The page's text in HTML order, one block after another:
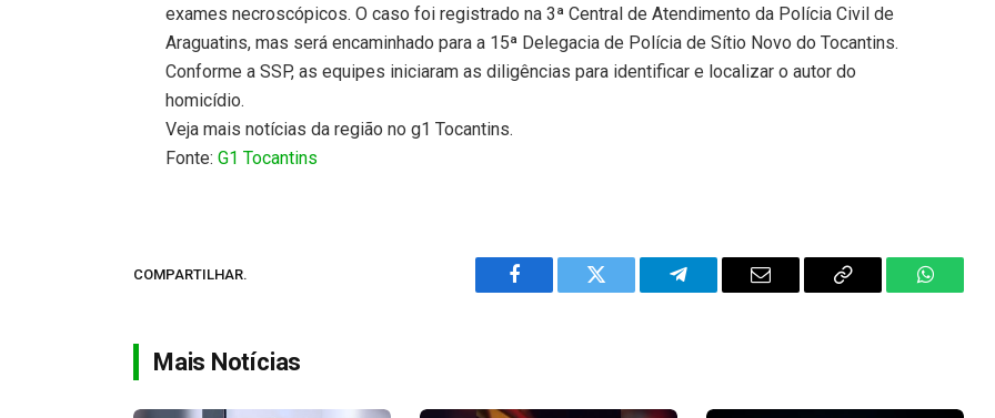
exames necroscópicos. O caso foi registrado na 3ª Central de Atendimento da Polícia Civil de
Araguatins, mas será encaminhado para a 15ª Delegacia de Polícia de Sítio Novo do Tocantins.
Conforme a SSP, as equipes iniciaram as diligências para identificar e localizar o autor do
homicídio.
Veja mais notícias da região no g1 Tocantins.
Fonte:G1 Tocantins
COMPARTILHAR.
Facebook Twitter Telegram Email
Copy
Mais Notícias